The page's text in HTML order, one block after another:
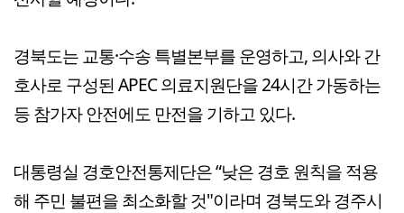
경북도는 교통·수송 특별본부를 운영하고, 의사와 간
호사로 구성된 APEC 의료지원단을 24시간 가동하는
등 참가자 안전에도 만전을 기하고 있다.
대통령실 경호안전통제단은 “낮은 경호 원칙을 적용
해 주민 불편을 최소화할 것"이라며 경북도와 경주시